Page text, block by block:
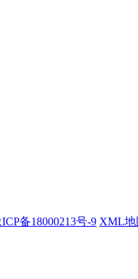
备18000213号-9 XML地